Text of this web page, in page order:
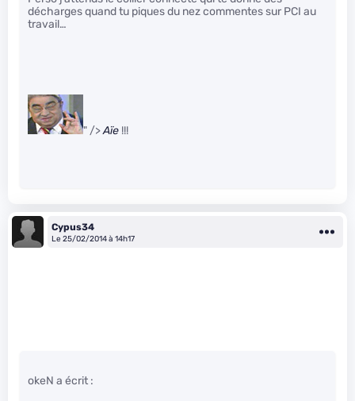
décharges quand tu piques du nez commentes sur PCI au
travail…
" />Aïe !!!
Cypus34
Le 25/02/2014 à 14h17
okeN a écrit :